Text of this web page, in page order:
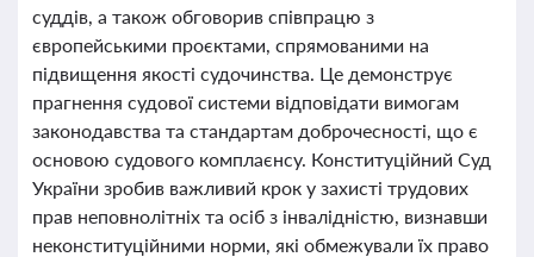
суддів, а також обговорив співпрацю з
європейськими проєктами, спрямованими на
підвищення якості судочинства. Це демонструє
прагнення судової системи відповідати вимогам
законодавства та стандартам доброчесності, що є
основою судового комплаєнсу. Конституційний Суд
України зробив важливий крок у захисті трудових
прав неповнолітніх та осіб з інвалідністю, визнавши
неконституційними норми, які обмежували їх право